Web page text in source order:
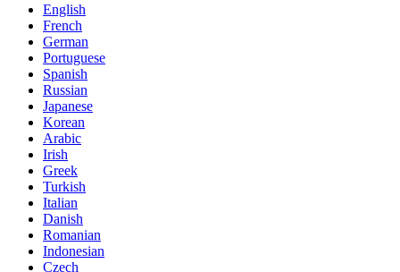
English
French
German
Portuguese
Spanish
Russian
Japanese
Korean
Arabic
Irish
Greek
Turkish
Italian
Danish
Romanian
Indonesian
Czech